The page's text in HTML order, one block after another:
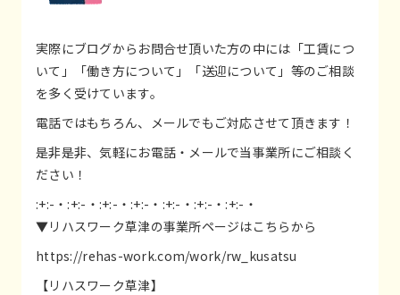
実際にブログからお問合せ頂いた方の中には「工賃につ
いて」「働き方について」「送迎について」等のご相談
を多く受けています。
電話ではもちろん、メールでもご対応させて頂きます！
是非是非、気軽にお電話・メールで当事業所にご相談く
ださい！
:+:-・:+:-・:+:-・:+:-・:+:-・:+:-・:+:-・
▼リハスワーク草津の事業所ページはこちらから
https://rehas-work.com/work/rw_kusatsu
【リハスワーク草津】